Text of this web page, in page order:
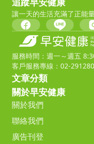
讓一天的生活充滿了正能
服務時間：週一～週五
客戶服務專線：02-
文章分類
關於早安健康
關於我們
聯絡我們
廣告刊登